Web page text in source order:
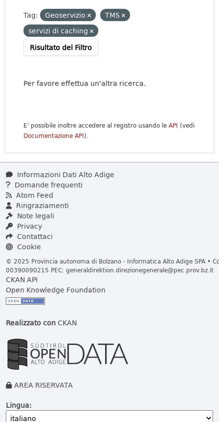
Tag: Geoservizio
TMS
servizi di caching
Risultato del Filtro
Per favore effettua un'altra ricerca.
E' possibile inoltre accedere al registro usando le API (vedi
Documentazione API).
Informazioni Dati Alto Adige
Domande frequenti
Atom Feed
Ringraziamenti
Note legali
Privacy
Contattaci
Cookie
© 2025 Provincia autonoma di Bolzano - Informatica Alto Adige SPA •
00390090215 PEC: generaldirektion.direzionegenerale@pec.prov.bz.it
CKAN API
Open Knowledge Foundation
Realizzato conCKAN
AREA RISERVATA
Lingua